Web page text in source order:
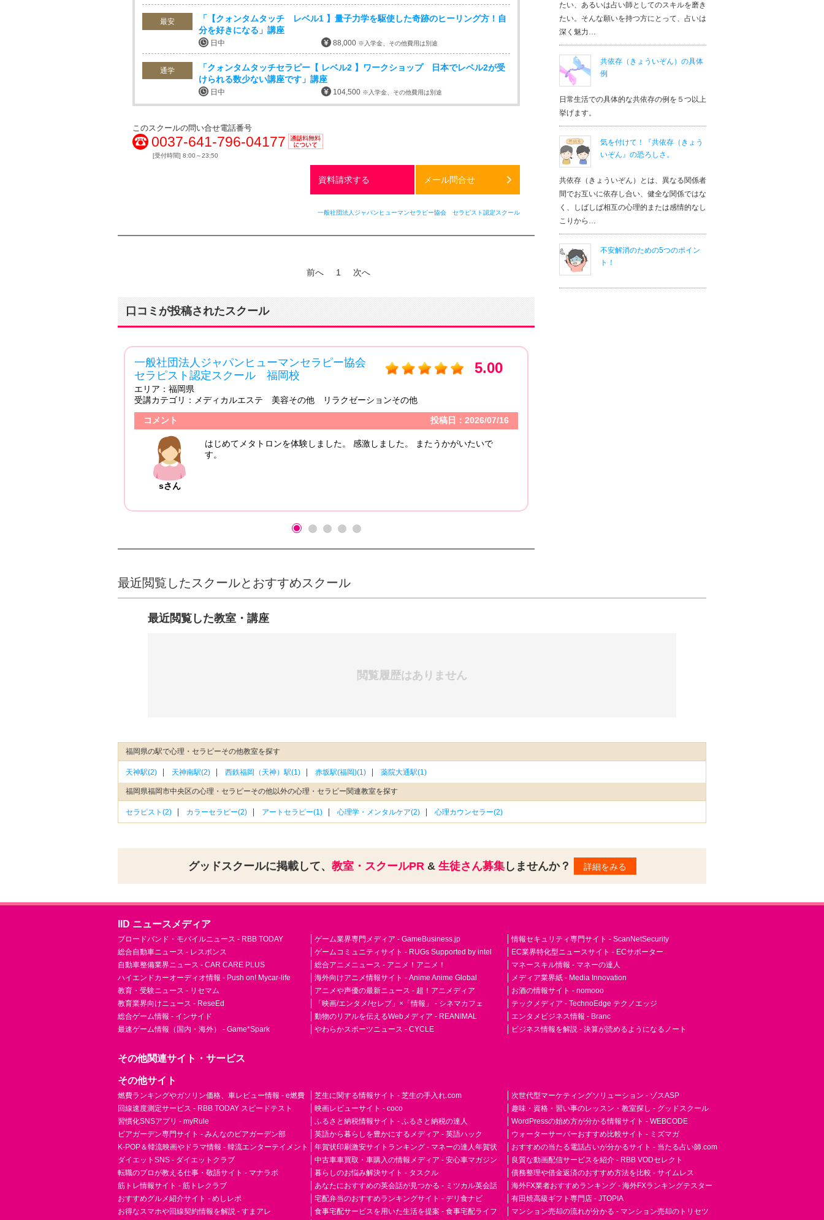
最安
「【クォンタムタッチ レベル1 】量子力学を駆使した奇跡のヒーリング方！自
分を好きになる」講座
日中 88,000 ※入学金、その他費用は別途
通学
「クォンタムタッチセラピー【 レベル2 】ワークショップ 日本でレベル2が受
けられる数少ない講座です」講座
日中 104,500 ※入学金、その他費用は別途
このスクールの問い合せ電話番号
0037-641-796-04177
無料
[受付時間] 8:00～23:50
資料請求する メール問合せ
一般社団法人ジャパンヒューマンセラピー協会 セラピスト認定スクール
前へ 1 次へ
口コミが投稿されたスクール
一般社団法人ジャパンヒューマンセラピー協会
セラピスト認定スクール 福岡校
5.00
エリア： 福岡県
受講カテゴリ： メディカルエステ 美容その他 リラクゼーションその他
コメント 投稿日：2026/07/16
sさん
はじめてメタトロンを体験しました。 感激しました。 またうかがいたいで
す。
たい、あるいは占い師としてのスキルを磨き
たい。そんな願いを持つ方にとって、占いは
深く魅力…
共依存（きょういぞん）の具体
例
日常生活での具体的な共依存の例を５つ以上
挙げます。
気を付けて！『共依存（きょう
いぞん』の恐ろしさ。
共依存（きょういぞん）とは、異なる関係者
間でお互いに依存し合い、健全な関係ではな
く、しばしば相互の心理的または感情的なし
こりから…
不安解消のための5つのポイン
ト！
最近閲覧したスクールとおすすめスクール
最近閲覧した教室・講座
閲覧履歴はありません
福岡県の駅で心理・セラピーその他教室を探す
天神駅(2) 天神南駅(2) 西鉄福岡（天神）駅(1) 赤坂駅(福岡)(1) 薬院大通駅(1)
福岡県福岡市中央区の心理・セラピーその他以外の心理・セラピー関連教室を探す
セラピスト(2) カラーセラピー(2) アートセラピー(1) 心理学・メンタルケア(2) 心理カウンセラー(2)
グッドスクールに掲載して、 教室・スクールPR& 生徒さん募集しませんか？ 詳細をみる
IID ニュースメディア
ブロードバンド・モバイルニュース - RBB TODAY
総合自動車ニュース - レスポンス
自動車整備業界ニュース - CAR CARE PLUS
ハイエンドカーオーディオ情報 - Push on! Mycar-life
教育・受験ニュース - リセマム
教育業界向けニュース - ReseEd
総合ゲーム情報 - インサイド
最速ゲーム情報（国内・海外） - Game*Spark
ゲーム業界専門メディア - GameBusiness.jp
ゲームコミュニティサイト - RUGs Supported by intel
総合アニメニュース - アニメ！アニメ！
海外向けアニメ情報サイト - Anime Anime Global
アニメや声優の最新ニュース - 超！アニメディア
「映画/エンタメ/セレブ」×「情報」 - シネマカフェ
動物のリアルを伝えるWebメディア - REANIMAL
やわらかスポーツニュース - CYCLE
情報セキュリティ専門サイト - ScanNetSecurity
EC業界特化型ニュースサイト - ECサポーター
マネースキル情報 - マネーの達人
メディア業界紙 - Media Innovation
お酒の情報サイト - nomooo
テックメディア - TechnoEdge テクノエッジ
エンタメビジネス情報 - Branc
ビジネス情報を解説 - 決算が読めるようになるノート
その他関連サイト・サービス
その他サイト
燃費ランキングやガソリン価格、車レビュー情報 - e燃費
回線速度測定サービス - RBB TODAY スピードテスト
習慣化SNSアプリ - myRule
ビアガーデン専門サイト - みんなのビアガーデン部
K-POP＆韓流映画やドラマ情報 - 韓流エンターテイメント
ダイエットSNS - ダイエットクラブ
転職のプロが教える仕事・敬語サイト - マナラボ
筋トレ情報サイト - 筋トレクラブ
おすすめグルメ紹介サイト - めしレポ
お得なスマホや回線契約情報を解説 - すまアレ
芝生に関する情報サイト - 芝生の手入れ.com
映画レビューサイト - coco
ふるさと納税情報サイト - ふるさと納税の達人
英語から暮らしを豊かにするメディア - 英語ハック
年賀状印刷激安サイトランキング - マネーの達人年賀状
中古車車買取・車購入の情報メディア - 安心車マガジン
暮らしのお悩み解決サイト - タスクル
あなたにおすすめの英会話が見つかる - ミツカル英会話
宅配弁当のおすすめランキングサイト - デリ食ナビ
食事宅配サービスを用いた生活を提案 - 食事宅配ライフ
次世代型マーケティングソリューション - ゾスASP
趣味・資格・習い事のレッスン・教室探し - グッドスクール
WordPressの始め方が分かる情報サイト - WEBCODE
ウォーターサーバーおすすめ比較サイト - ミズマガ
おすすめの当たる電話占いが分かるサイト - 当たる占い師.com
良質な動画配信サービスを紹介 - RBB VODセレクト
債務整理や借金返済のおすすめ方法を比較 - サイムレス
海外FX業者おすすめランキング - 海外FXランキングテスター
有田焼高級ギフト専門店 - JTOPIA
マンション売却の流れが分かる - マンション売却のトリセツ